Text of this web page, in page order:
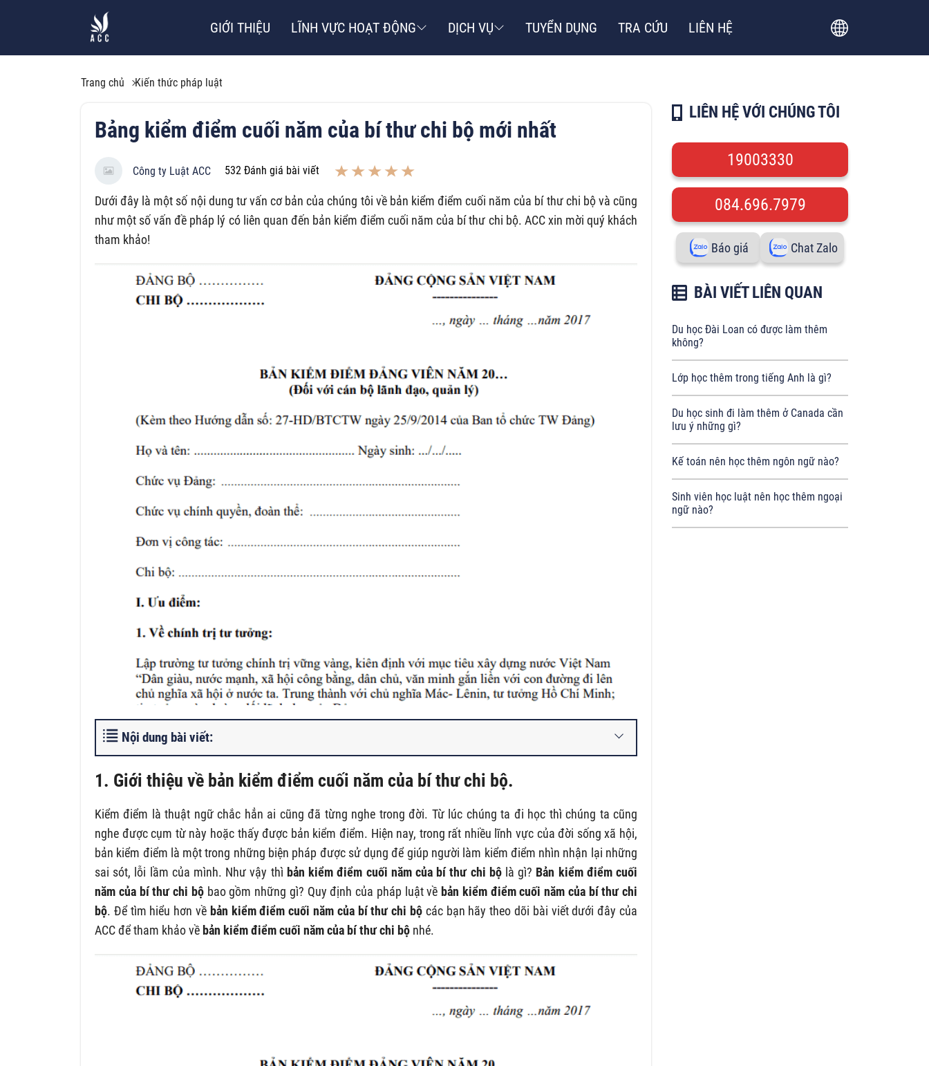
GIỚI THIỆU LĨNH VỰC HOẠT ĐỘNG DỊCH VỤ TUYỂN DỤNG TRA CỨU LIÊN HỆ
Trang chủ Kiến thức pháp luật
Bảng kiểm điểm cuối năm của bí thư chi bộ mới nhất
Công ty Luật ACC 532 Đánh giá bài viết
Dưới đây là một số nội dung tư vấn cơ bản của chúng tôi về bản kiểm điểm cuối năm của bí thư chi bộ và cũng
như một số vấn đề pháp lý có liên quan đến bản kiểm điểm cuối năm của bí thư chi bộ. ACC xin mời quý khách
tham khảo!
Nội dung bài viết:
1. Giới thiệu về bản kiểm điểm cuối năm của bí thư chi bộ.
Kiểm điểm là thuật ngữ chắc hẳn ai cũng đã từng nghe trong đời. Từ lúc chúng ta đi học thì chúng ta cũng
nghe được cụm từ này hoặc thấy được bản kiểm điểm. Hiện nay, trong rất nhiều lĩnh vực của đời sống xã hội,
bản kiểm điểm là một trong những biện pháp được sử dụng để giúp người làm kiểm điểm nhìn nhận lại những
sai sót, lỗi lầm của mình. Như vậy thì bản kiểm điểm cuối năm của bí thư chi bộlà gì? Bản kiểm điểm cuối
năm của bí thư chi bộbao gồm những gì? Quy định của pháp luật về bản kiểm điểm cuối năm của bí thư chi
bộ. Để tìm hiểu hơn về bản kiểm điểm cuối năm của bí thư chi bộ các bạn hãy theo dõi bài viết dưới đây của
ACC để tham khảo về bản kiểm điểm cuối năm của bí thư chi bộ nhé.
LIÊN HỆ VỚI CHÚNG TÔI
19003330
084.696.7979
Báo giá Chat Zalo
BÀI VIẾT LIÊN QUAN
Du học Đài Loan có được làm thêm
không?
Lớp học thêm trong tiếng Anh là gì?
Du học sinh đi làm thêm ở Canada cần
lưu ý những gì?
Kế toán nên học thêm ngôn ngữ nào?
Sinh viên học luật nên học thêm ngoại
ngữ nào?